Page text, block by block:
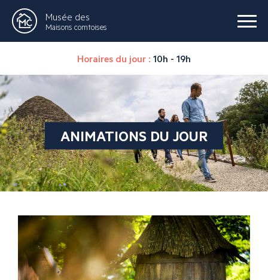
Musée des
Maisons comtoises
Horaires du jour : 10h - 19h
ANIMATIONS DU JOUR